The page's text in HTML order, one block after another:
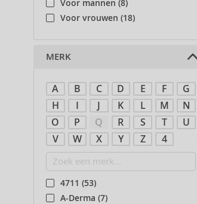
Voor mannen (8)
Voor vrouwen (18)
MERK
A B C D E F
G
H
I J K L M
N
O
P Q R S T
U
V
W X Y Z 4
4711 (53)
A-Derma (7)